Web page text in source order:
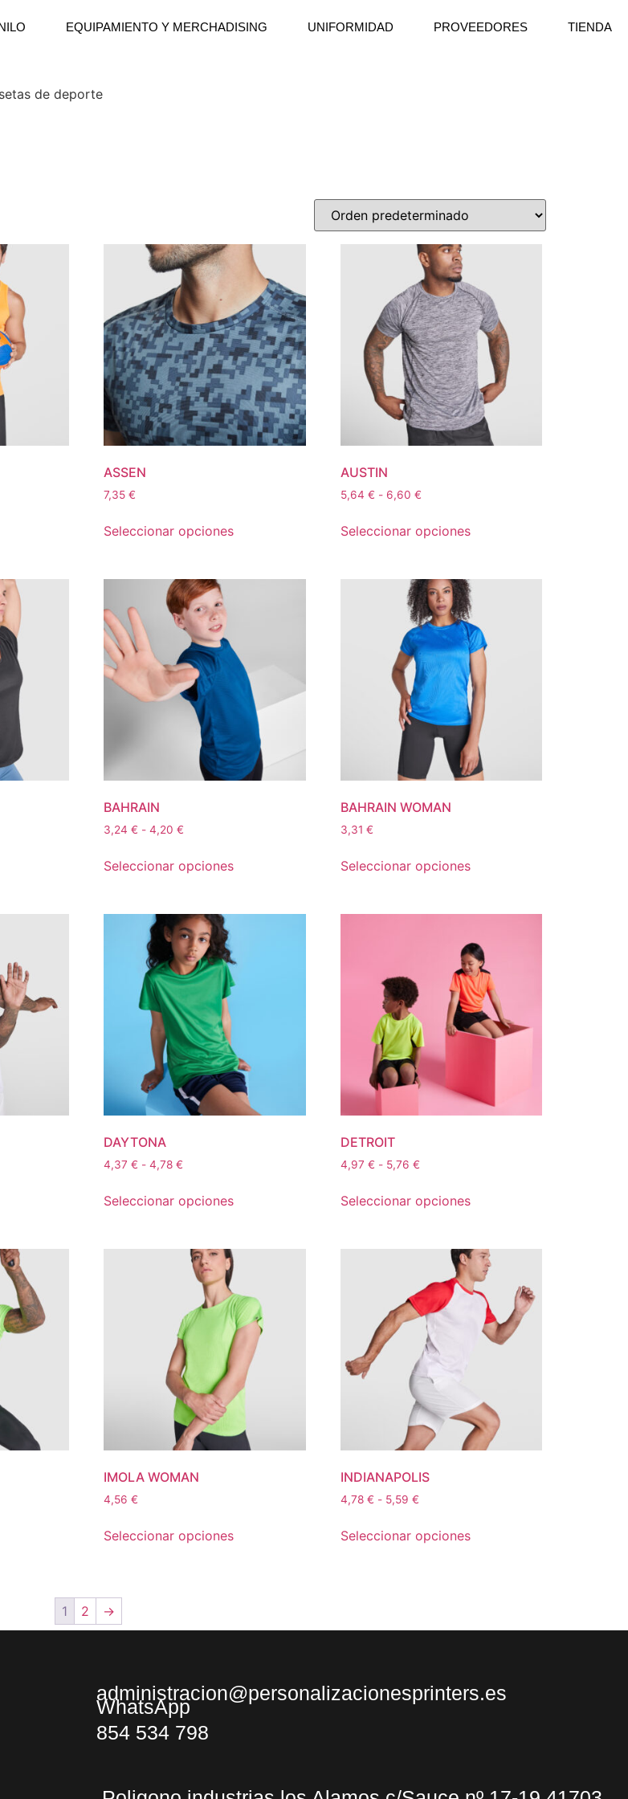
EQUIPAMIENTO Y MERCHADISING UNIFORMIDAD PROVEEDORES TIENDA
de deporte
ASSEN
7,35€
Seleccionar opciones
AUSTIN
5,64€ - 6,60€
Seleccionar opciones
BAHRAIN
3,24€ - 4,20€
Seleccionar opciones
BAHRAIN WOMAN
3,31€
Seleccionar opciones
DAYTONA
4,37€ - 4,78€
Seleccionar opciones
DETROIT
4,97€ - 5,76€
Seleccionar opciones
IMOLA WOMAN
4,56€
Seleccionar opciones
INDIANAPOLIS
4,78€ - 5,59€
Seleccionar opciones
1 2 →
administracion@personalizacionesprinters.es
WhatsApp
854 534 798